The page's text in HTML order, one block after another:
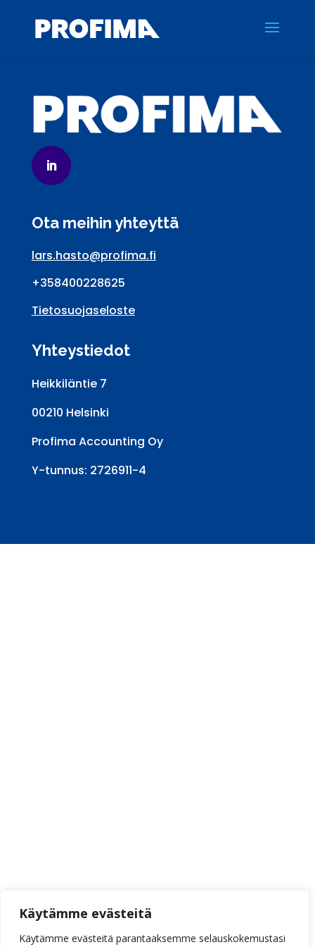
Käytämme evästeitä
Käytämme evästeitä parantaaksemme selauskokemustasi
Ota meihin yhteyttä
lars.hasto@profima.fi
+358400228625
Tietosuojaseloste
Yhteystiedot
Heikkiläntie 7
00210 Helsinki
Profima Accounting Oy
Y-tunnus: 2726911-4